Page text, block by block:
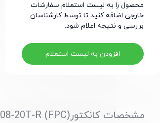
محصول را به لیست استعلام سفارشات
خارجی اضافه کنید تا توسط کارشناسان
بررسی و نتیجه اعلام شود.
افزودن به لیست استعلام
مشخصات کانکتور(FPC) F0501-B-08-20T-R